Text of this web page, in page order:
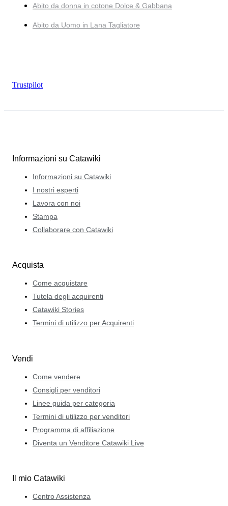
Abito da donna in cotone Dolce & Gabbana
Abito da Uomo in Lana Tagliatore
Trustpilot
Informazioni su Catawiki
Informazioni su Catawiki
I nostri esperti
Lavora con noi
Stampa
Collaborare con Catawiki
Acquista
Come acquistare
Tutela degli acquirenti
Catawiki Stories
Termini di utilizzo per Acquirenti
Vendi
Come vendere
Consigli per venditori
Linee guida per categoria
Termini di utilizzo per venditori
Programma di affiliazione
Diventa un Venditore Catawiki Live
Il mio Catawiki
Centro Assistenza